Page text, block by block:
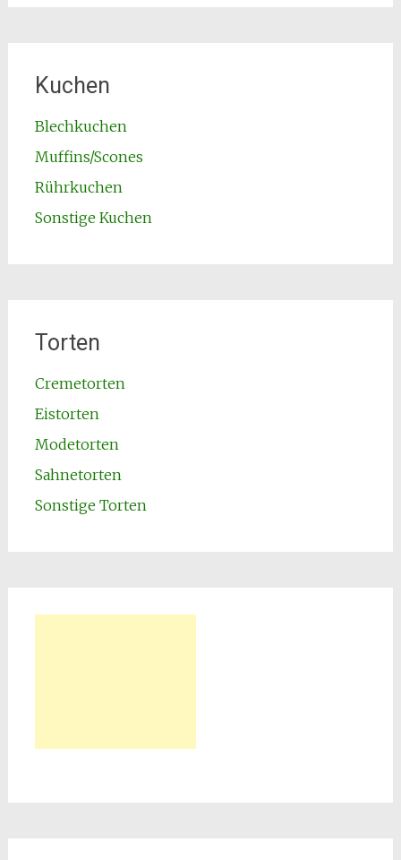
Kuchen
Blechkuchen
Muffins/Scones
Rührkuchen
Sonstige Kuchen
Torten
Cremetorten
Eistorten
Modetorten
Sahnetorten
Sonstige Torten